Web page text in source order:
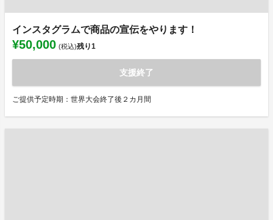
インスタグラムで商品の宣伝をやります！
¥50,000 (税込)残り1
支援終了
ご提供予定時期：世界大会終了後２カ月間